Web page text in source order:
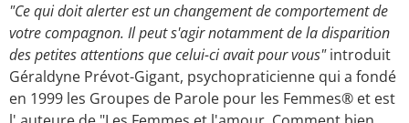
"Ce qui doit alerter est un changement de comportement de
votre compagnon. Il peut s'agir notamment de la disparition
des petites attentions que celui-ci avait pour vous"introduit
Géraldyne Prévot-Gigant, psychopraticienne qui a fondé
en 1999 les Groupes de Parole pour les Femmes® et est